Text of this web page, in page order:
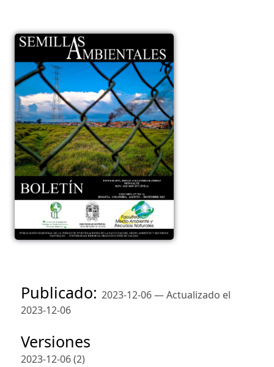
Publicado: 2023-12-06 — Actualizado el
2023-12-06
Versiones
2023-12-06 (2)